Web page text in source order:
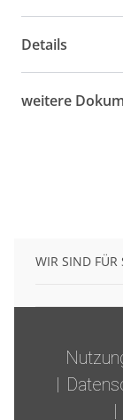
Details
weitere
WIR SIND FÜR